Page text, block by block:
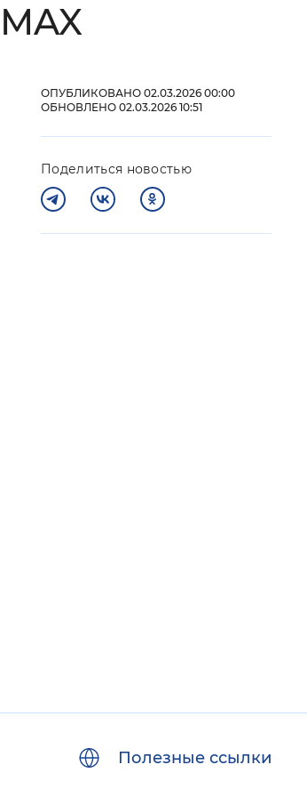
ОПУБЛИКОВАНО 02.03.2026 00:00
ОБНОВЛЕНО 02.03.2026 10:51
Поделиться новостью
Полезные ссылки